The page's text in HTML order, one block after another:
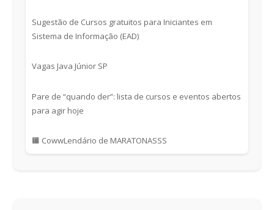
Sugestão de Cursos gratuitos para Iniciantes em
Sistema de Informação (EAD)
Vagas Java Júnior SP
Pare de “quando der”: lista de cursos e eventos abertos
para agir hoje
🟧 CowwLendário de MARATONASSS